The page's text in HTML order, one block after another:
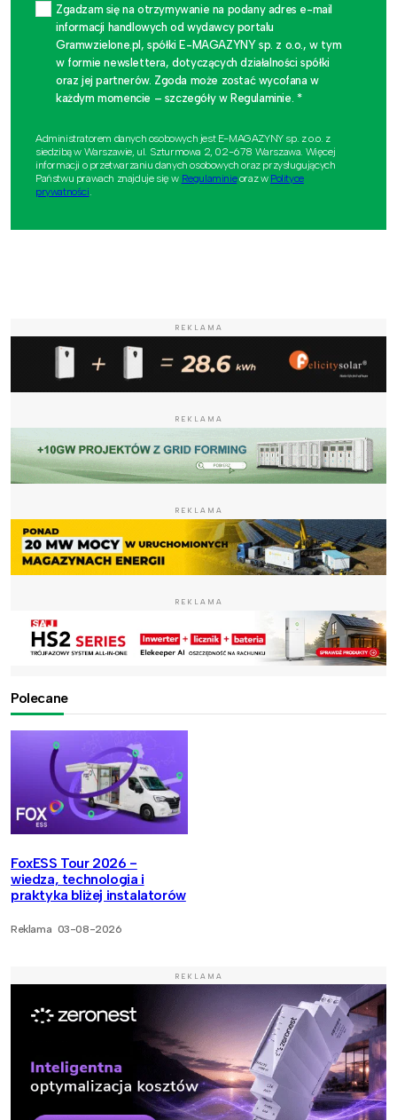
Zgadzam się na otrzymywanie na podany adres e-mail
informacji handlowych od wydawcy portalu
Gramwzielone.pl, spółki E-MAGAZYNY sp. z o.o., w tym
w formie newslettera, dotyczących działalności spółki
oraz jej partnerów. Zgoda może zostać wycofana w
każdym momencie – szczegóły w Regulaminie. *
Administratorem danych osobowych jest E-MAGAZYNY sp. z o.o. z
siedzibą w Warszawie, ul. Szturmowa 2, 02-678 Warszawa. Więcej
informacji o przetwarzaniu danych osobowych oraz przysługujących
Państwu prawach znajduje się w Regulaminieoraz w Polityce
prywatności.
REKLAMA
REKLAMA
REKLAMA
REKLAMA
Polecane
FoxESS Tour 2026 -
wiedza, technologia i
praktyka bliżej instalatorów
Reklama 03-08-2026
REKLAMA